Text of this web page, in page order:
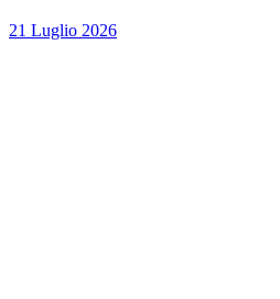
21 Luglio 2026